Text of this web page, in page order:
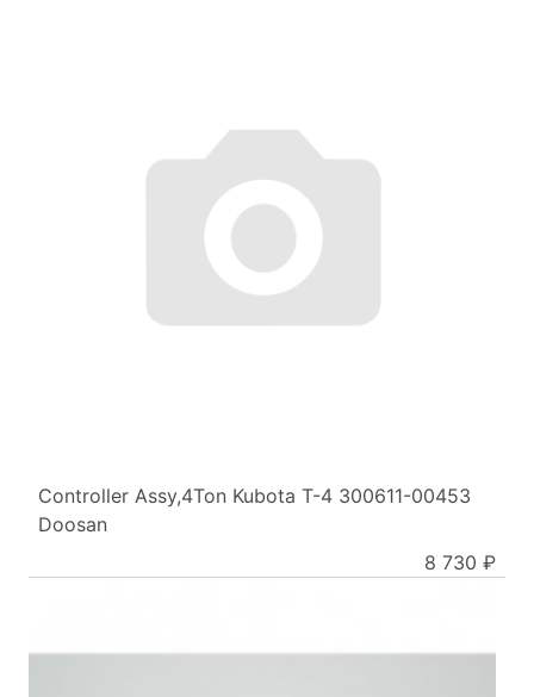
Controller Assy,4Ton Kubota T-4 300611-00453
Doosan
8 730 ₽